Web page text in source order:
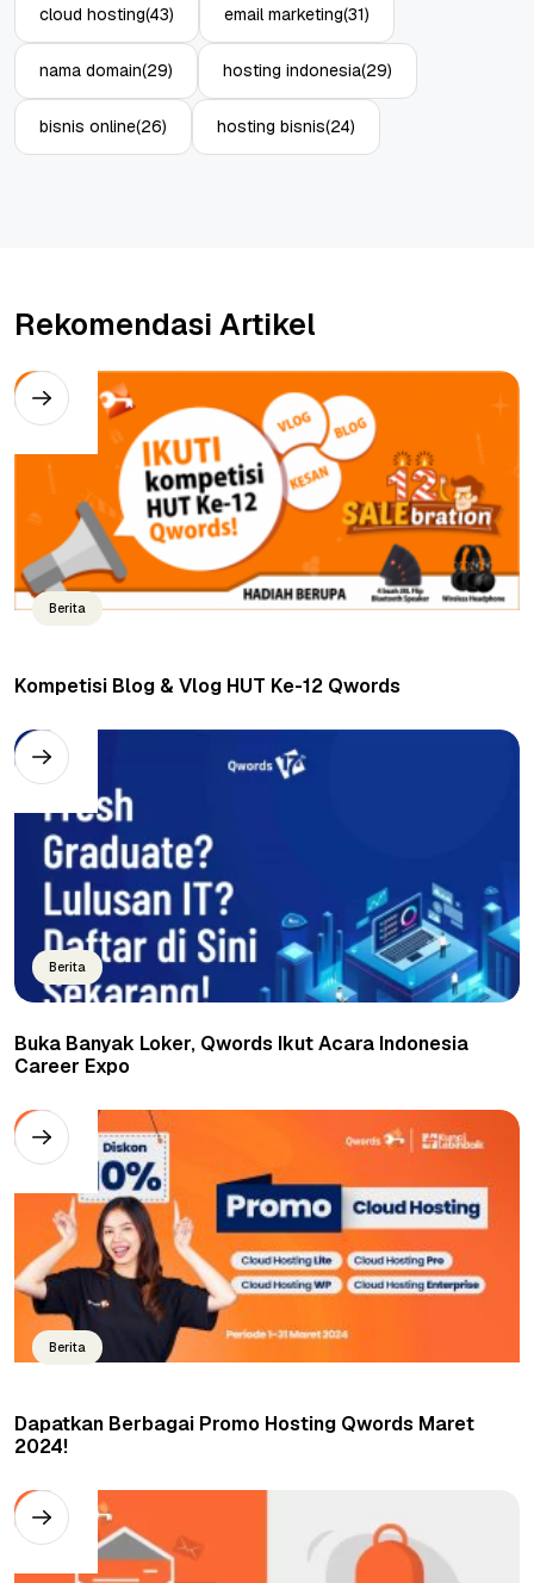
cloud hosting(43) email marketing(31)
nama domain(29) hosting indonesia(29)
bisnis online(26) hosting bisnis(24)
Rekomendasi Artikel
Berita
Kompetisi Blog & Vlog HUT Ke-12 Qwords
Berita
Buka Banyak Loker, Qwords Ikut Acara Indonesia
Career Expo
Berita
Dapatkan Berbagai Promo Hosting Qwords Maret
2024!